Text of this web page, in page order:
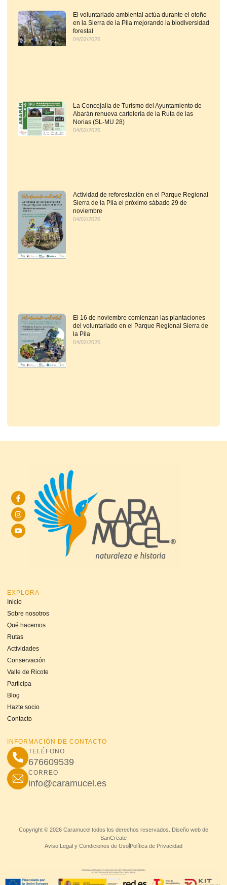
El voluntariado ambiental actúa durante el otoño
en la Sierra de la Pila mejorando la biodiversidad
forestal
04/02/2026
La Concejalía de Turismo del Ayuntamiento de
Abarán renueva cartelería de la Ruta de las
Norias (SL-MU 28)
04/02/2026
Actividad de reforestación en el Parque Regional
Sierra de la Pila el próximo sábado 29 de
noviembre
04/02/2026
El 16 de noviembre comienzan las plantaciones
del voluntariado en el Parque Regional Sierra de
la Pila
04/02/2026
EXPLORA
Inicio
Sobre nosotros
Qué hacemos
Rutas
Actividades
Conservación
Valle de Ricote
Participa
Blog
Hazte socio
Contacto
INFORMACIÓN DE CONTACTO
TELÉFONO
676609539
CORREO
info@caramucel.es
Copyright © 2026 Caramucel todos los derechos reservados. Diseño web de
SanCreate
Aviso Legal y Condiciones de Uso Política de Privacidad